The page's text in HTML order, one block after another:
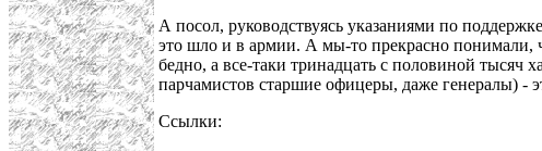
А посол, руководствуясь указаниями по
это шло и в армии. А мы-то прекрасно понимали,
бедно, а все-таки тринадцать с половиной тысяч
парчамистов старшие офицеры, даже генералы) -
Ссылки: